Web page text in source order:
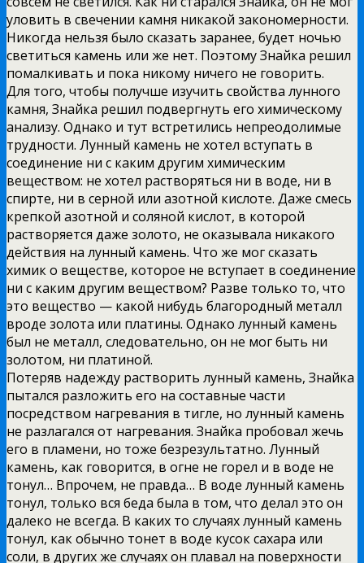
уловить в свечении камня никакой закономерности.
Никогда нельзя было сказать заранее, будет ночью
светиться камень или же нет. Поэтому Знайка решил
помалкивать и пока никому ничего не говорить.
Для того, чтобы получше изучить свойства лунного
камня, Знайка решил подвергнуть его химическому
анализу. Однако и тут встретились непреодолимые
трудности. Лунный камень не хотел вступать в
соединение ни с каким другим химическим
веществом: не хотел растворяться ни в воде, ни в
спирте, ни в серной или азотной кислоте. Даже смесь
крепкой азотной и соляной кислот, в которой
растворяется даже золото, не оказывала никакого
действия на лунный камень. Что же мог сказать
химик о веществе, которое не вступает в соединение
ни с каким другим веществом? Разве только то, что
это вещество — какой нибудь благородный металл
вроде золота или платины. Однако лунный камень
был не металл, следовательно, он не мог быть ни
золотом, ни платиной.
Потеряв надежду растворить лунный камень, Знайка
пытался разложить его на составные части
посредством нагревания в тигле, но лунный камень
не разлагался от нагревания. Знайка пробовал жечь
его в пламени, но тоже безрезультатно. Лунный
камень, как говорится, в огне не горел и в воде не
тонул… Впрочем, не правда… В воде лунный камень
тонул, только вся беда была в том, что делал это он
далеко не всегда. В каких то случаях лунный камень
тонул, как обычно тонет в воде кусок сахара или
соли, в других же случаях он плавал на поверхности